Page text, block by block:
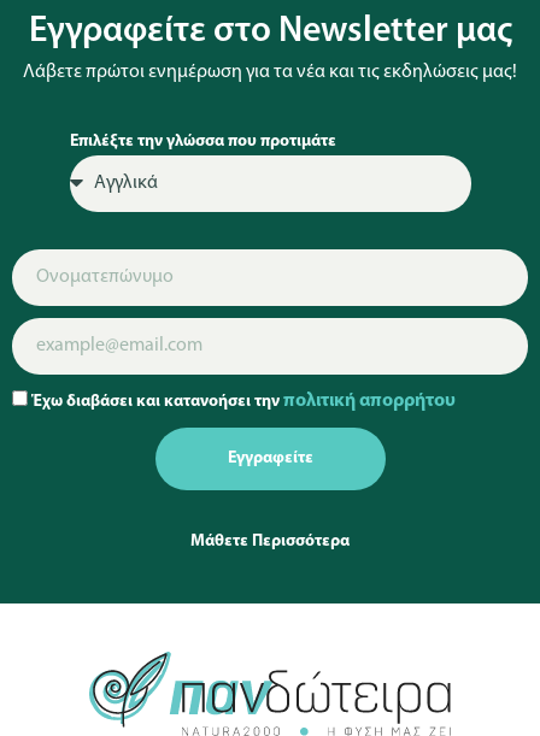
Εγγραφείτε στο Newsletter μας
Λάβετε πρώτοι ενημέρωση για τα νέα και τις εκδηλώσεις μας!
Επιλέξτε την γλώσσα που προτιμάτε
Έχω διαβάσει και κατανοήσει την πολιτική απορρήτου
Εγγραφείτε
Μάθετε Περισσότερα